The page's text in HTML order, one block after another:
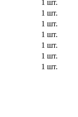
1 шт.
1 шт.
1 шт.
1 шт.
1 шт.
1 шт.
1 шт.